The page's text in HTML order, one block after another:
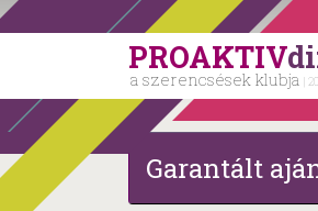
PROAKTIV
a szerencsések klubja |
Garantált